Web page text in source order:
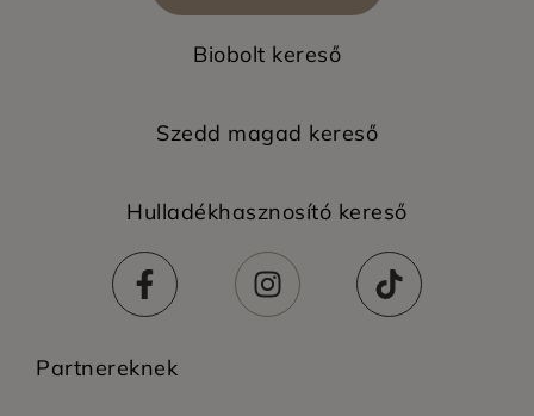
Biobolt kereső
Szedd magad kereső
Hulladékhasznosító kereső
Partnereknek